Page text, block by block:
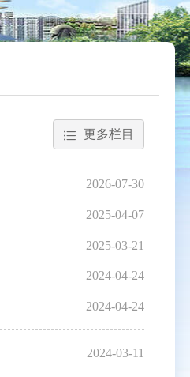
更多栏目
2026-07-30
2025-04-07
2025-03-21
2024-04-24
2024-04-24
2024-03-11